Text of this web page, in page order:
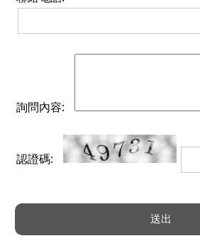
詢問內容:
認證碼: